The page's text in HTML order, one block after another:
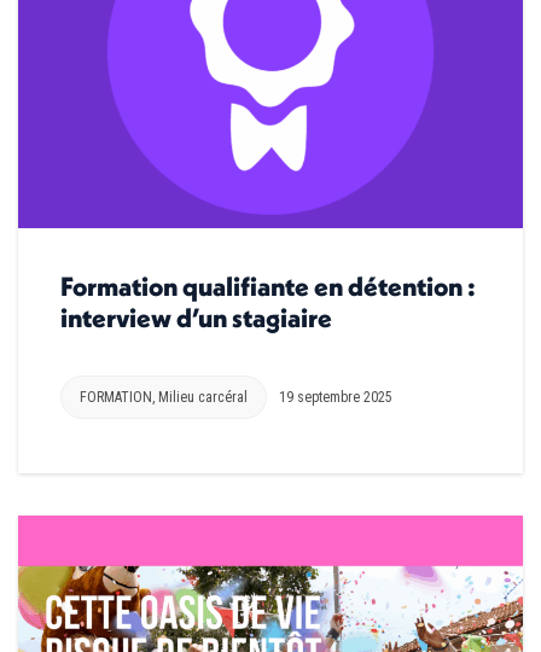
Formation qualifiante en détention :
interview d’un stagiaire
FORMATION Milieu carcéral 19 septembre 2025